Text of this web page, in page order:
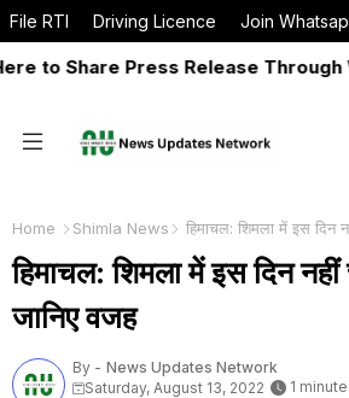
File RTI Driving Licence Join
Share Press Release Through
Home Shimla News हिमाचल: शिमला में इस दिन
हिमाचल: शिमला में इस दिन
जानिए वजह
By - News Updates Network
Saturday, August 13, 2022
1